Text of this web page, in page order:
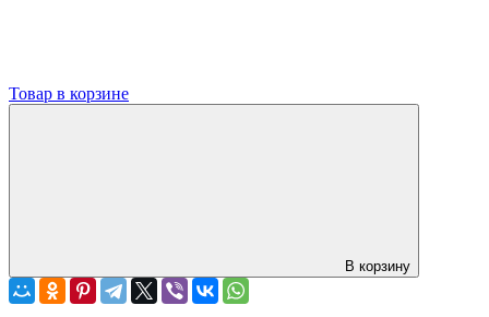
Товар в корзине
В корзину